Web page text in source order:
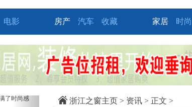
电影 房产 汽车 收藏 家居 时尚
Next 浙江之窗主页 > 资讯 > 正文 >